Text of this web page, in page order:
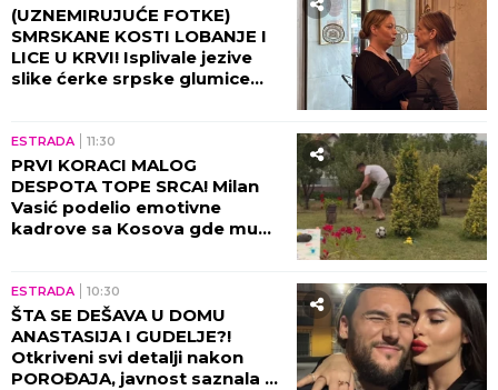
(UZNEMIRUJUĆE FOTKE)
SMRSKANE KOSTI LOBANJE I
LICE U KRVI! Isplivale jezive
slike ćerke srpske glumice
ESTRADA 11:30
PRVI KORACI MALOG
DESPOTA TOPE SRCA! Milan
Vasić podelio emotivne
kadrove sa Kosova gde mu
ESTRADA 10:30
ŠTA SE DEŠAVA U DOMU
ANASTASIJA I GUDELJE?!
Otkriveni svi detalji nakon
POROĐAJA, javnost saznala u